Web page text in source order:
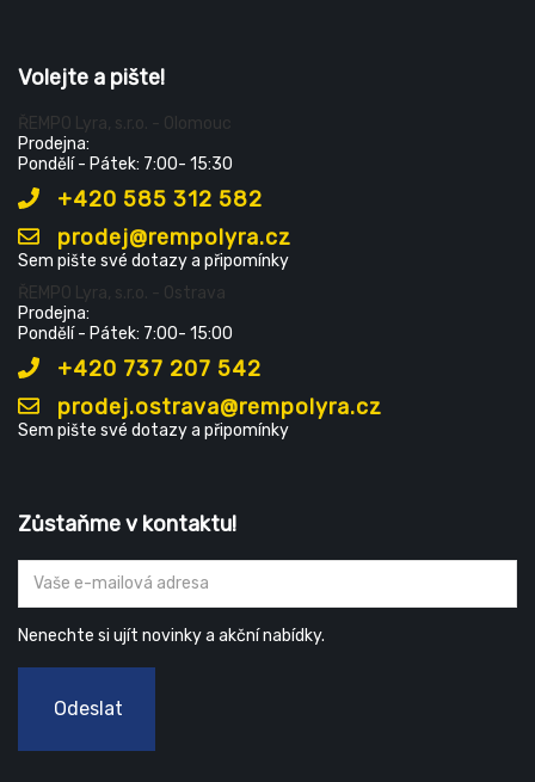
Volejte a pište!
ŘEMPO Lyra, s.r.o. - Olomouc
Prodejna:
Pondělí - Pátek: 7:00- 15:30
+420 585 312 582
prodej@rempolyra.cz
Sem pište své dotazy a připomínky
ŘEMPO Lyra, s.r.o. - Ostrava
Prodejna:
Pondělí - Pátek: 7:00- 15:00
+420 737 207 542
prodej.ostrava@rempolyra.cz
Sem pište své dotazy a připomínky
Zůstaňme v kontaktu!
Nenechte si ujít novinky a akční nabídky.
Odeslat